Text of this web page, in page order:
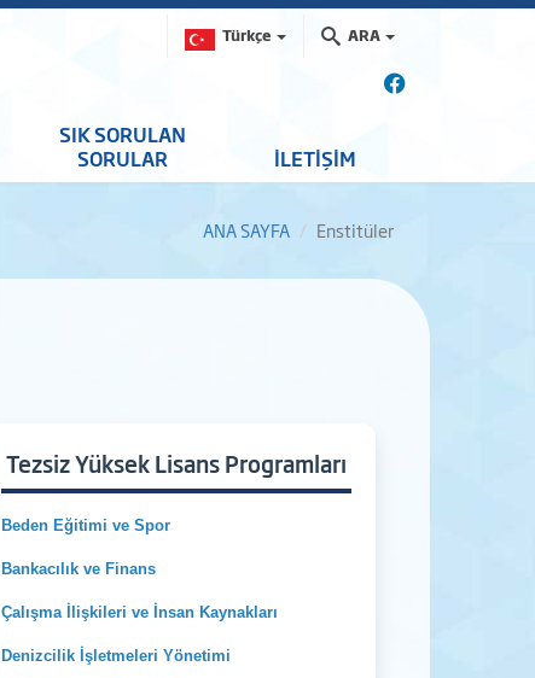
Türkçe ARA
SIK SORULAN
SORULAR
İLETİŞİM
ANA SAYFA Enstitüler
Tezsiz Yüksek Lisans Programları
Beden Eğitimi ve Spor
Bankacılık ve Finans
Çalışma İlişkileri ve İnsan Kaynakları
Denizcilik İşletmeleri Yönetimi